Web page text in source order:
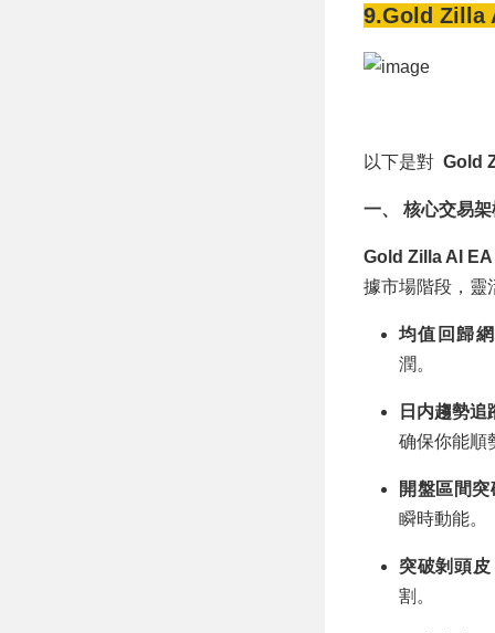
9.Gold Zilla
以下是對 Gold
一、 核心交易
Gold Zilla AI
據市場階段，靈
均值回歸
潤。
日内趨勢
确保你能順
開盤區間
瞬時動能。
突破剝頭
割。